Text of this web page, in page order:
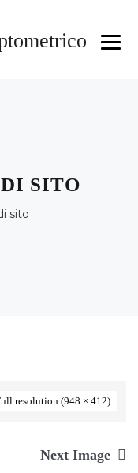
SITO
sito
resolution (948 × 412)
Next Image